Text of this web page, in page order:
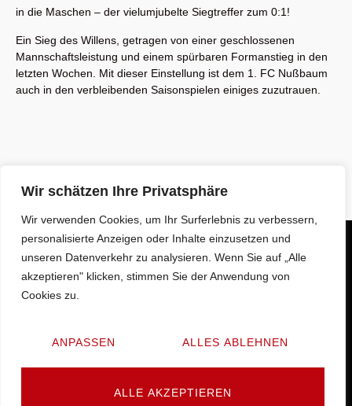
Wir schätzen Ihre Privatsphäre
Wir verwenden Cookies, um Ihr Surferlebnis zu verbessern,
personalisierte Anzeigen oder Inhalte einzusetzen und
unseren Datenverkehr zu analysieren. Wenn Sie auf „Alle
akzeptieren" klicken, stimmen Sie der Anwendung von
Cookies zu.
ANPASSEN ALLES ABLEHNEN
ALLE AKZEPTIEREN
in die Maschen – der vielumjubelte Siegtreffer zum 0:1!
Ein Sieg des Willens, getragen von einer geschlossenen
Mannschaftsleistung und einem spürbaren Formanstieg in den
letzten Wochen. Mit dieser Einstellung ist dem 1. FC Nußbaum
auch in den verbleibenden Saisonspielen einiges zuzutrauen.
© 2025 byBarrierehelden